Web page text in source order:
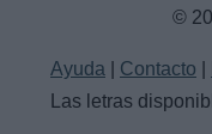
©
Ayuda Contacto
Las letras